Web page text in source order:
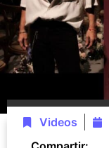
Videos